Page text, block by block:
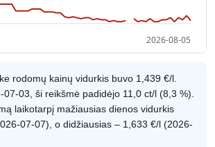
rodomų kainų vidurkis buvo 1,439 €/l.
07-03, ši reikšmė padidėjo 11,0 ct/l (8,3 %).
laikotarpį mažiausias dienos vidurkis
07-07), o didžiausias – 1,633 €/l (2026-